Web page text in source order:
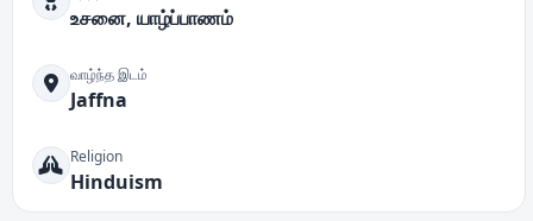
உசனை, யாழ்ப்பாணம்
வாழ்ந்த இடம்
Jaffna
Religion
Hinduism